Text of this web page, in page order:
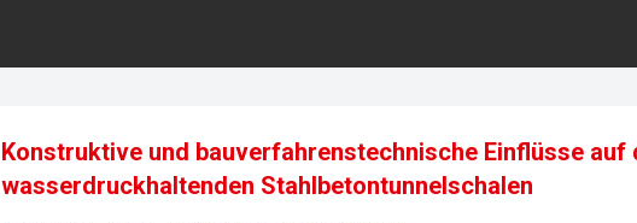
Konstruktive und bauverfahrenstechnische Einflüsse auf
wasserdruckhaltenden Stahlbetontunnelschalen